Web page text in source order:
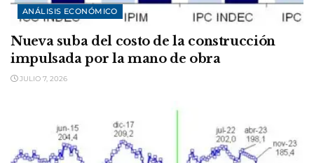
ANÁLISIS ECONÓMICO
Nueva suba del costo de la construcción
impulsada por la mano de obra
JULIO 7, 2026